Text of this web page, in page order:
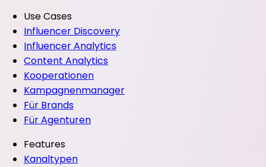
Use Cases
Influencer Discovery
Influencer Analytics
Content Analytics
Kooperationen
Kampagnenmanager
Für Brands
Für Agenturen
Features
Kanaltypen